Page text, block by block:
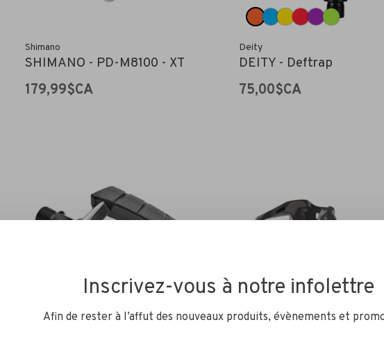
Shimano
SHIMANO - PD-M8100 - XT
179,99$CA
Deity
DEITY - Deftrap
75,00$CA
Inscrivez-vous à notre infolettre
Afin de rester à l’affut des nouveaux produits, évènements et